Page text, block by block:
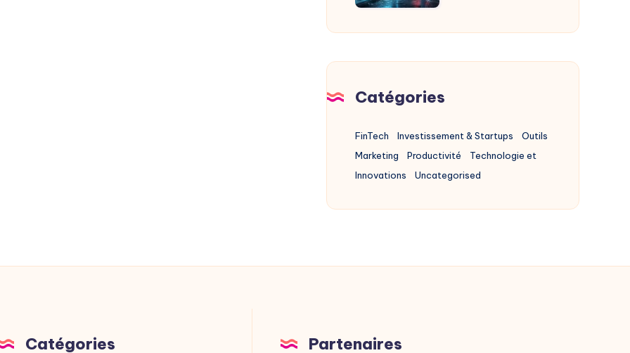
Lors
Tests
Catégories
FinTech Investissement & Startups
Outils
Marketing
Productivité
Technologie et
Innovations
Uncategorised
Catégories Partenaires